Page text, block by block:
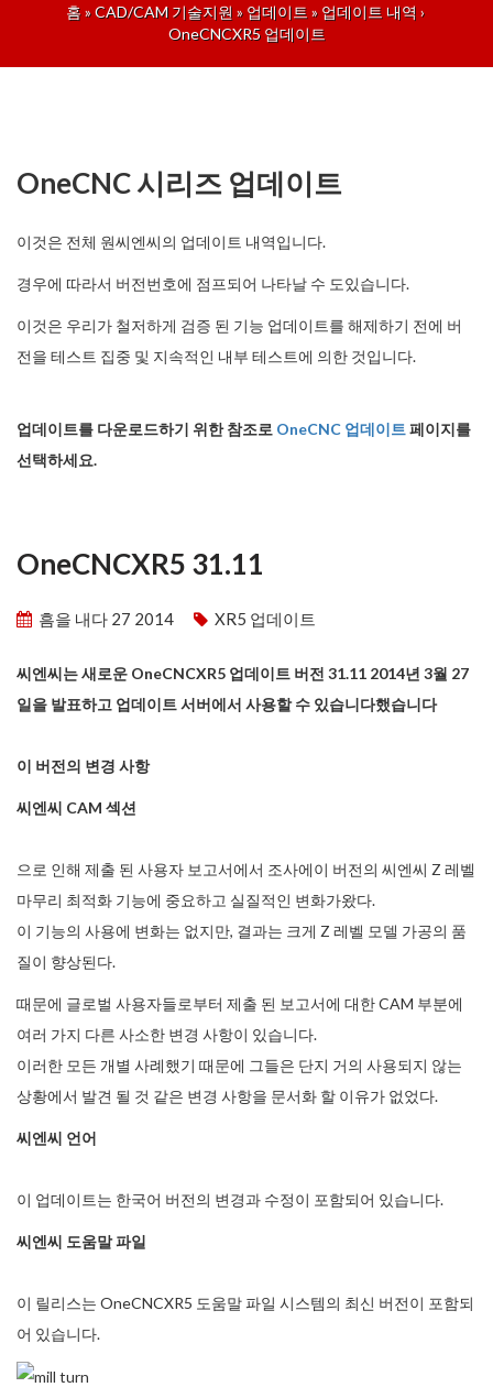
홈»CAD/CAM 기술지원 » 업데이트 » 업데이트 내역 ›
OneCNCXR5 업데이트
OneCNC 시리즈 업데이트
이것은 전체 원씨엔씨의 업데이트 내역입니다.
경우에 따라서 버전번호에 점프되어 나타날 수 도있습니다.
이것은 우리가 철저하게 검증 된 기능 업데이트를 해제하기 전에 버
전을 테스트 집중 및 지속적인 내부 테스트에 의한 것입니다.
업데이트를 다운로드하기 위한 참조로 OneCNC 업데이트페이지를
선택하세요.
OneCNCXR5 31.11
흠을 내다 27 2014 XR5 업데이트
씨엔씨는 새로운 OneCNCXR5 업데이트 버전 31.11 2014년 3월 27
일을 발표하고 업데이트 서버에서 사용할 수 있습니다했습니다
이 버전의 변경 사항
씨엔씨 CAM 섹션
으로 인해 제출 된 사용자 보고서에서 조사에이 버전의 씨엔씨 Z 레벨
마무리 최적화 기능에 중요하고 실질적인 변화가왔다.
이 기능의 사용에 변화는 없지만, 결과는 크게 Z 레벨 모델 가공의 품
질이 향상된다.
때문에 글로벌 사용자들로부터 제출 된 보고서에 대한 CAM 부분에
여러 가지 다른 사소한 변경 사항이 있습니다.
이러한 모든 개별 사례했기 때문에 그들은 단지 거의 사용되지 않는
상황에서 발견 될 것 같은 변경 사항을 문서화 할 이유가 없었다.
씨엔씨 언어
이 업데이트는 한국어 버전의 변경과 수정이 포함되어 있습니다.
씨엔씨 도움말 파일
이 릴리스는 OneCNCXR5 도움말 파일 시스템의 최신 버전이 포함되
어 있습니다.